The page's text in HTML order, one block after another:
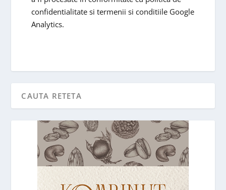
confidentialitate si termenii si conditiile Google
Analytics.